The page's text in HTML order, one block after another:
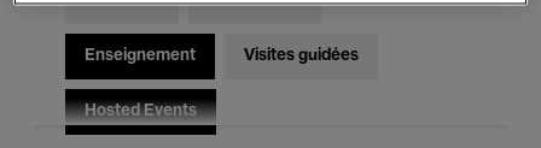
Enseignement Visites guidées
Hosted Events